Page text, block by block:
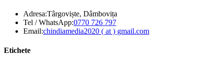
Adresa:Târgoviște, Dâmbovița
Tel / WhatsApp:0770 726 797Opens
in
Email:chindiamedia2020 ( at ) gmail.comOpens
Etichete